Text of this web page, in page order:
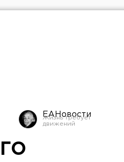
ЕАНовости